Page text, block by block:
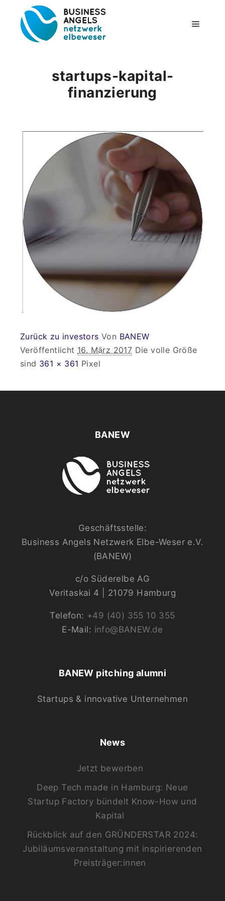
startups-kapital-
finanzierung
Zurück zu investors Von BANEW
Veröffentlicht 16. März 2017 Die volle Größe
sind 361 × 361 Pixel
BANEW
Geschäftsstelle:
Business Angels Netzwerk Elbe-Weser e.V.
(BANEW)
c/o Süderelbe AG
Veritaskai 4 | 21079 Hamburg
Telefon: +49 (40) 355 10 355
E-Mail: info@BANEW.de
BANEW pitching alumni
Startups & innovative Unternehmen
News
Jetzt bewerben
Deep Tech made in Hamburg: Neue
Startup Factory bündelt Know-How und
Kapital
Rückblick auf den GRÜNDERSTAR 2024:
Jubiläumsveranstaltung mit inspirierenden
Preisträger:innen